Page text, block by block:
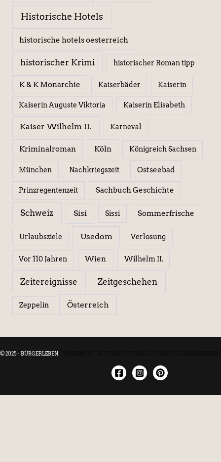
Historische Hotels
historische hotels oesterreich
historischer Krimi historischer Roman tipp
K & K Monarchie Kaiserbäder Kaiserin
Kaiserin Auguste Viktoria Kaiserin Elisabeth
Kaiser Wilhelm II. Karneval
Kriminalroman Köln Königreich Sachsen
München Nachkriegszeit Ostseebad
Prinzregentenzeit Sachbuch Geschichte
Schweiz Sisi Sissi Sommerfrische
Urlaubsziele Usedom Verlosung
Vor 110 Jahren Wien Wilhelm II.
Zeitereignisse Zeitgeschehen
Zeppelin Österreich
© 2025 - BÜRGERLEBEN